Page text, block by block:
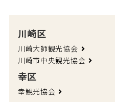
川崎区
川崎大師観光協会
川崎市中央観光協会
幸区
幸観光協会